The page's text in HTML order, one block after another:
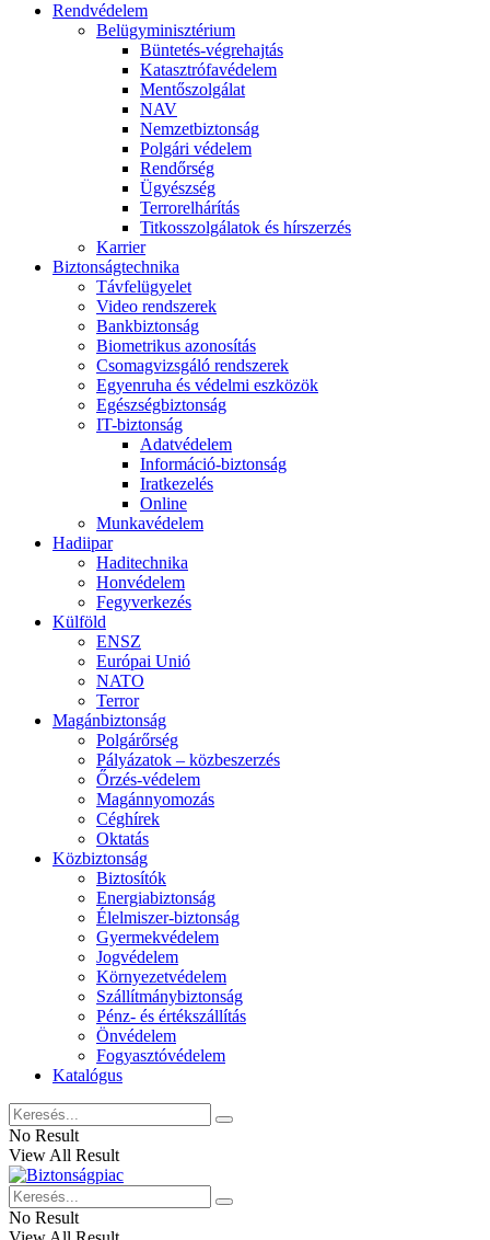
Rendvédelem
Belügyminisztérium
Büntetés-végrehajtás
Katasztrófavédelem
Mentőszolgálat
NAV
Nemzetbiztonság
Polgári védelem
Rendőrség
Ügyészség
Terrorelhárítás
Titkosszolgálatok és hírszerzés
Karrier
Biztonságtechnika
Távfelügyelet
Video rendszerek
Bankbiztonság
Biometrikus azonosítás
Csomagvizsgáló rendszerek
Egyenruha és védelmi eszközök
Egészségbiztonság
IT-biztonság
Adatvédelem
Információ-biztonság
Iratkezelés
Online
Munkavédelem
Hadiipar
Haditechnika
Honvédelem
Fegyverkezés
Külföld
ENSZ
Európai Unió
NATO
Terror
Magánbiztonság
Polgárőrség
Pályázatok – közbeszerzés
Őrzés-védelem
Magánnyomozás
Céghírek
Oktatás
Közbiztonság
Biztosítók
Energiabiztonság
Élelmiszer-biztonság
Gyermekvédelem
Jogvédelem
Környezetvédelem
Szállítmánybiztonság
Pénz- és értékszállítás
Önvédelem
Fogyasztóvédelem
Katalógus
No Result
View All Result
No Result